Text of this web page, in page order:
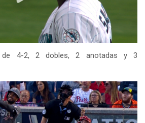
de 4-2, 2 dobles, 2 anotadas y 3